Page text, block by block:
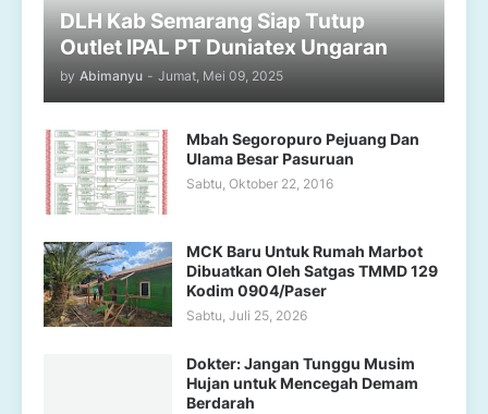
DLH Kab Semarang Siap Tutup
Outlet IPAL PT Duniatex Ungaran
by Abimanyu - Jumat, Mei 09, 2025
Mbah Segoropuro Pejuang Dan
Ulama Besar Pasuruan
Sabtu, Oktober 22, 2016
MCK Baru Untuk Rumah Marbot
Dibuatkan Oleh Satgas TMMD 129
Kodim 0904/Paser
Sabtu, Juli 25, 2026
Dokter: Jangan Tunggu Musim
Hujan untuk Mencegah Demam
Berdarah